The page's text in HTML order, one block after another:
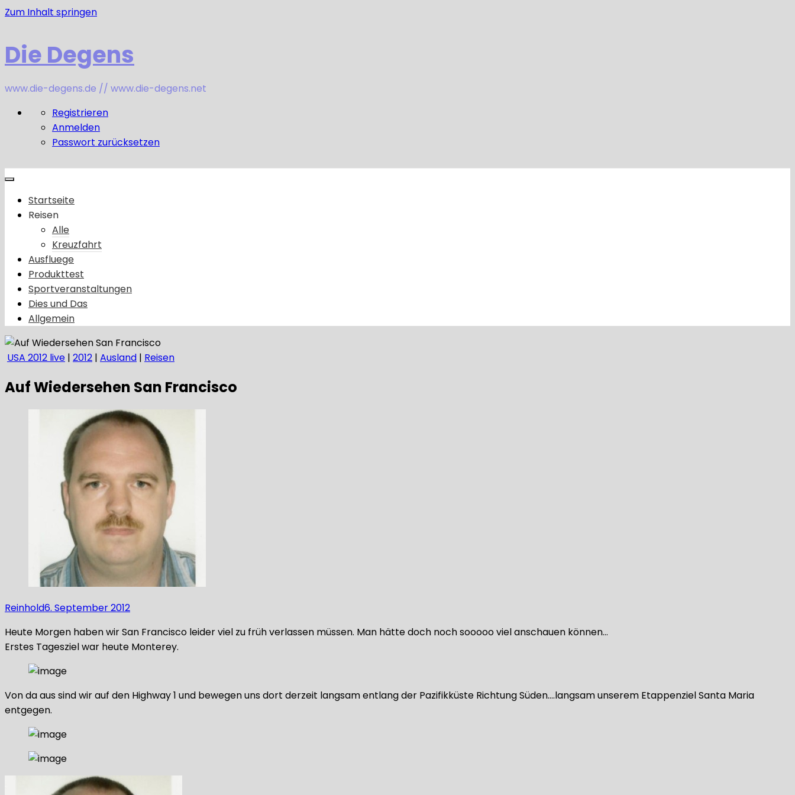
Zum Inhalt springen
Die Degens
www.die-degens.de // www.die-degens.net
Registrieren
Anmelden
Passwort zurücksetzen
Startseite
Reisen
Alle
Kreuzfahrt
Ausfluege
Produkttest
Sportveranstaltungen
Dies und Das
Allgemein
USA 2012 live | 2012 | Ausland | Reisen
Auf Wiedersehen San Francisco
Reinhold6. September 2012
Heute Morgen haben wir San Francisco leider viel zu früh verlassen müssen. Man hätte doch noch sooooo viel anschauen können…
Erstes Tagesziel war heute Monterey.
Von da aus sind wir auf den Highway 1 und bewegen uns dort derzeit langsam entlang der Pazifikküste Richtung Süden….langsam unserem Etappenziel Santa Maria
entgegen.